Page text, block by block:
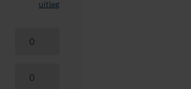
uitleg